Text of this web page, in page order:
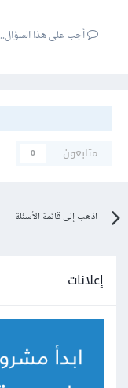
أجب على هذا السؤال...
متابعون
0
اذهب إلى قائمة الأسئلة
إعلانات